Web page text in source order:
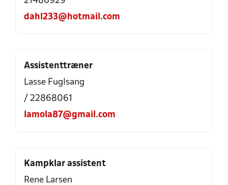
dahl233@hotmail.com
Assistenttræner
Lasse Fuglsang
/ 22868061
lamola87@gmail.com
Kampklar assistent
Rene Larsen